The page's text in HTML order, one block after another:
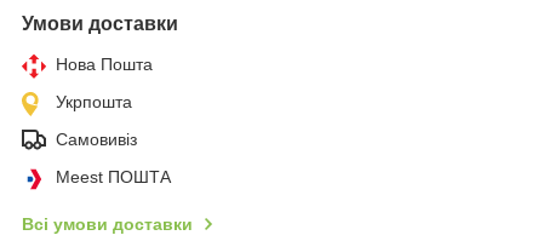
Умови доставки
Нова Пошта
Укрпошта
Самовивіз
Meest ПОШТА
Всі умови доставки